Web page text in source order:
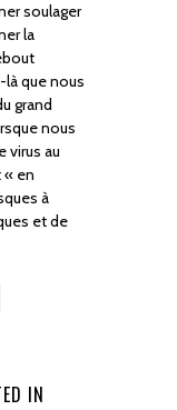
soulager
la
que nous
grand
nous
virus au
en
à
et de
IN